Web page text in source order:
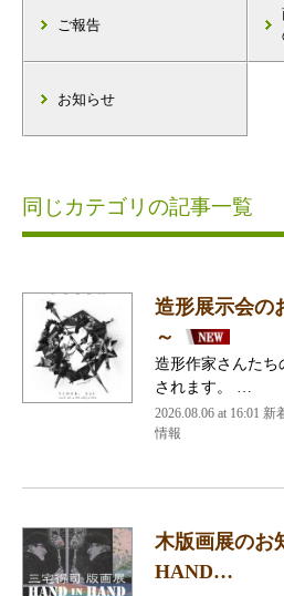
ご報告
お知らせ
同じカテゴリの記事一覧
造形展示会
～
造形作家さんたち
されます。 …
2026.08.06 at 16:01
情報
木版画展の
HAND…